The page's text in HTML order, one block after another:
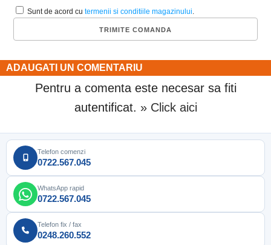
Sunt de acord cutermenii si conditiile magazinului
ADAUGATI UN COMENTARIU
Pentru a comenta este necesar sa fiti
autentificat. » Click aici
Telefon comenzi
0722.567.045
WhatsApp rapid
0722.567.045
Telefon fix / fax
0248.260.552